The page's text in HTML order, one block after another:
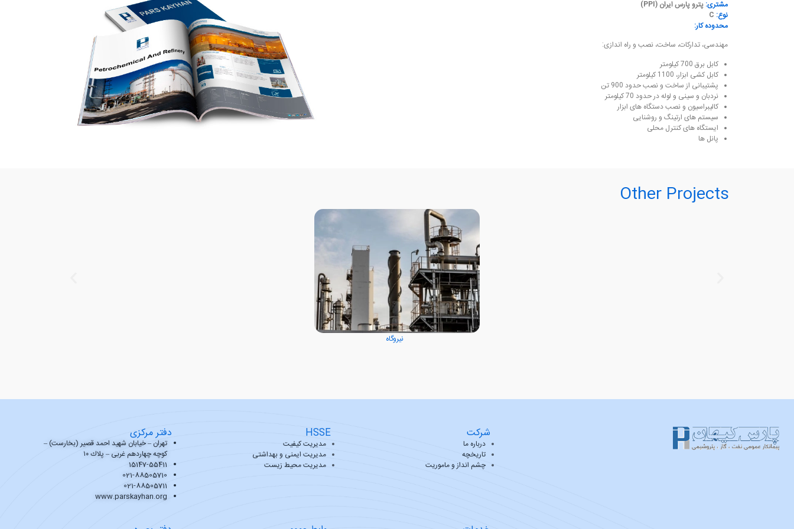
مشتری: پترو پارس ایران (PPI)
نوع:
محدوده کار:
مهندسی، تدارکات، ساخت، نصب و راه اندازی:
کابل برق 700 کیلومتر
کابل کشی ابزار، 1100 کیلومتر
پشتیبانی از ساخت و نصب حدود 900 تن
نردبان و سینی و لوله در حدود 70 کیلومتر
کالیبراسیون و نصب دستگاه های ابزار
سیستم های ارتینگ و روشنایی
ایستگاه های کنترل محلی
پانل ها
Other Projects
نیروگاه
شرکت
درباره ما
تاریخچه
چشم انداز و ماموریت
HSSE
مدیریت کیفیت
مدیریت ایمنی و بهداشتی
مدیریت محیط زیست
دفتر مرکزی
تهران – خیابان شهید احمد قصیر (بخارست) –
کوچه چهاردهم غربی – پلاك ۱۰
15147-55411
021-88505710
021-88505711
www.parskayhan.org